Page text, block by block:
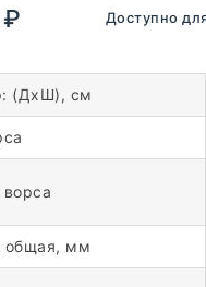
₽ В наличии. Доступно
(ДхШ), см
общая, мм